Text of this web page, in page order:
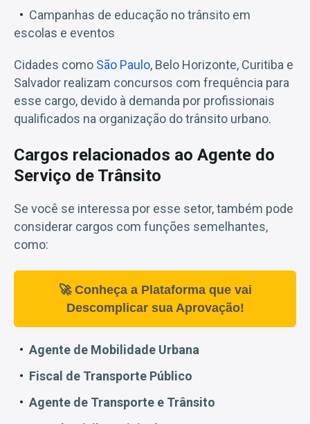
Campanhas de educação no trânsito em
escolas e eventos
Cidades como São Paulo, Belo Horizonte, Curitiba e
Salvador realizam concursos com frequência para
esse cargo, devido à demanda por profissionais
qualificados na organização do trânsito urbano.
Cargos relacionados ao Agente do
Serviço de Trânsito
Se você se interessa por esse setor, também pode
considerar cargos com funções semelhantes,
como:
🚀 Conheça a Plataforma que vai
Descomplicar sua Aprovação!
Agente de Mobilidade Urbana
Fiscal de Transporte Público
Agente de Transporte e Trânsito